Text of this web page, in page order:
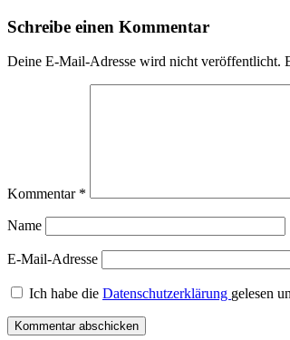
Schreibe einen Kommentar
Deine E-Mail-Adresse wird nicht veröffentlicht.
Kommentar *
Name
E-Mail-Adresse
Ich habe die Datenschutzerklärung gelesen